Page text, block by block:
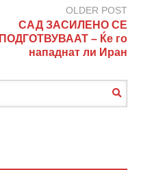
OLDER POST
САД ЗАСИЛЕНО СЕ
ПОДГОТВУВААТ – Ќе го
нападнат ли Иран